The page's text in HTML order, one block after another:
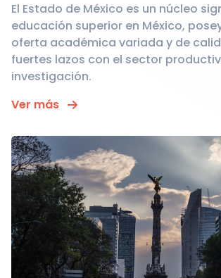
El Estado de México es un núcleo
educación superior en México,
oferta académica variada y de
fuertes lazos con el sector
investigación.
Ver más